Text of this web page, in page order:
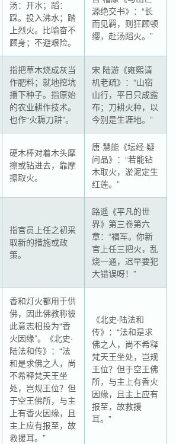
汤：开水；蹈：
踩。投入沸水；踏
上烈火。比喻奋不
顾身；不避艰险。
源绝交书》：“长
而见羁，则狂顾顿
缨，赴汤蹈火。”
指把草木烧成灰当
作肥料；就地挖坑
播下种子。指原始
的农业耕作技术。
也作“火耨刀耕”。
宋 陆游《雍熙请
机老疏》：“山宿
山行，平日只成露
布；刀耕火种，以
今别是生涯地。”
硬木棒对着木头摩
擦或钻进去，靠摩
擦取火。
唐·慧能《坛经·疑
问品》：“若能钻
木取火，淤泥定生
红莲。”
指官员上任之初采
取新的措施或政
策。
路遥《平凡的世
界》第三卷第六
章：“福军。你新
官上任三把火，乱
烧一通，迟早要犯
大错误呀！”
香和灯火都用于供
佛，因此佛教称彼
此意志相投为“香
火因缘”。《北史·
陆法和传》：“法
和是求佛之人，尚
不希释梵天王坐
处，岂规王位？但
于空王佛所，与主
上有香火因缘，且
主上应有报至，故
救援耳。”
《北史·陆法和
传》：“法和是求
佛之人，尚不希释
梵天王坐处，岂规
王位？但于空王佛
所，与主上有香火
因缘，且主上应有
报至，故救援
耳。”